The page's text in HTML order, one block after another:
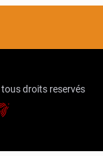
tous droits reservés